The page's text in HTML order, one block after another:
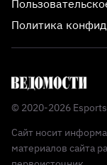
Политика
© 2020-2026
Сайт носит
материалов сайта